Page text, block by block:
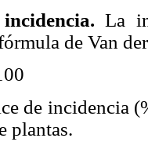
incidencia.La
de Van
de incidencia
plantas.